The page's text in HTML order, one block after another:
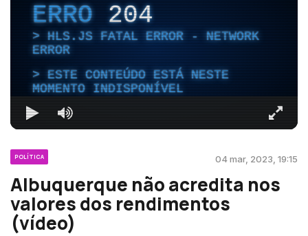
ERRO204
HLS.JS FATAL ERROR - NETWORK
ERROR
ESTE CONTEÚDO ESTÁ NESTE
MOMENTO INDISPONÍVEL
POLÍTICA 04 mar, 2023, 19:15
Albuquerque não acredita nos
valores dos rendimentos
(vídeo)